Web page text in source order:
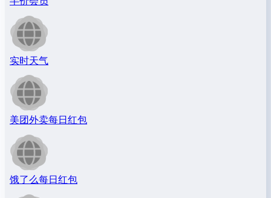
实时天气
美团外卖每日红包
饿了么每日红包